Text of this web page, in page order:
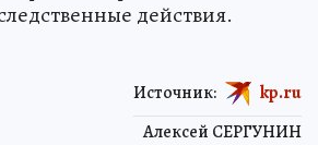
действия.
Алексей СЕРГУНИН
Источник: kp.ru